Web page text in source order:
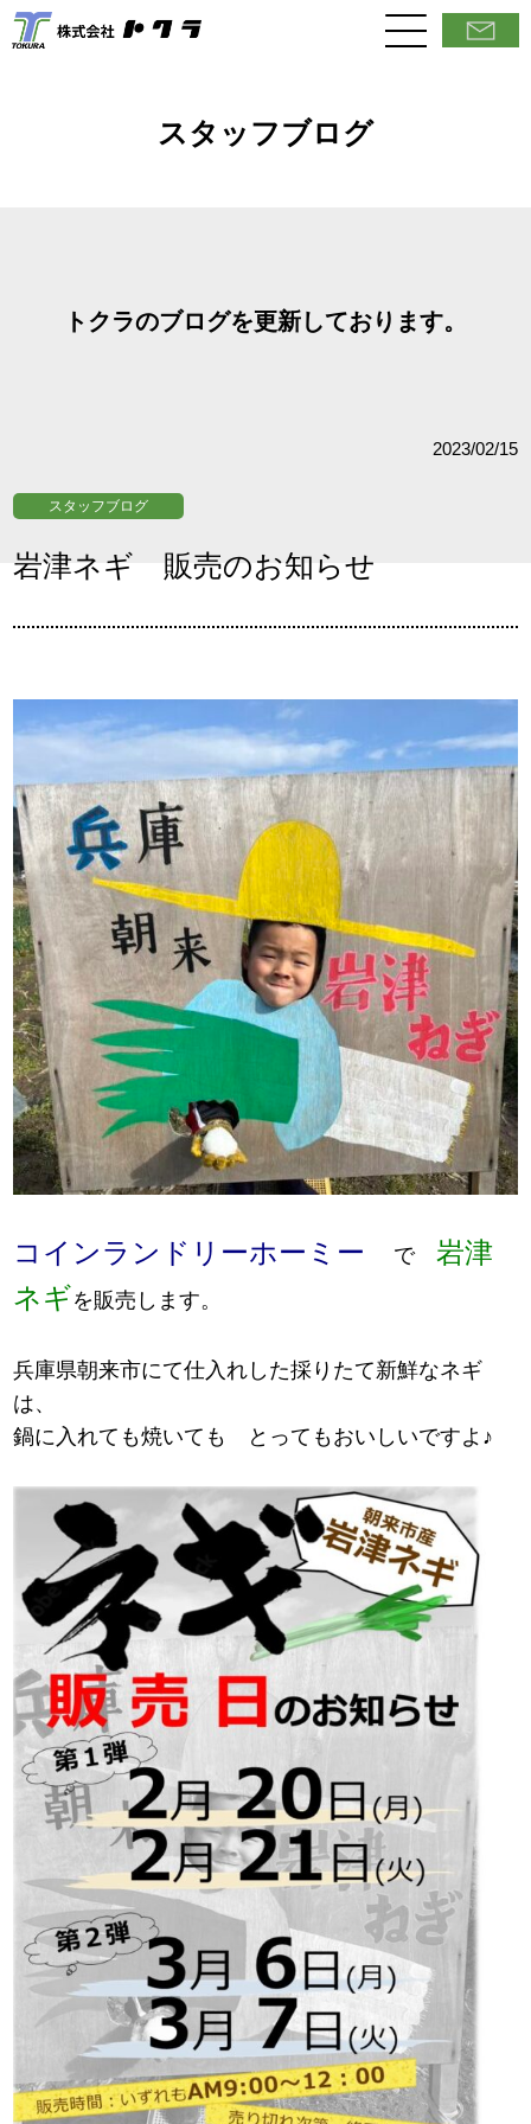
スタッフブログ
トクラのブログを更新しております。
2023/02/15
スタッフブログ
岩津ネギ 販売のお知らせ
コインランドリーホーミー で岩津
ネギを販売します。
兵庫県朝来市にて仕入れした採りたて新鮮なネギ
は、
鍋に入れても焼いても とってもおいしいですよ♪